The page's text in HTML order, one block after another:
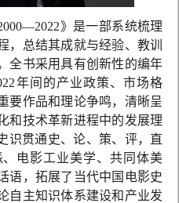
》是一部系统梳理
，总结其成就与经验、教训
全书采用具有创新性的编年
年间的产业政策、市场格
要作品和理论争鸣，清晰呈
和技术革新进程中的发展理
识贯通史、论、策、评，直
电影工业美学、共同体美
语，拓展了当代中国电影史
自主知识体系建设和产业发